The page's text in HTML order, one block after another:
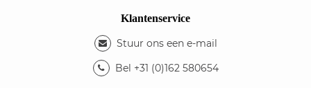
Klantenservice
Stuur ons een e-mail
Bel +31 (0)162 580654